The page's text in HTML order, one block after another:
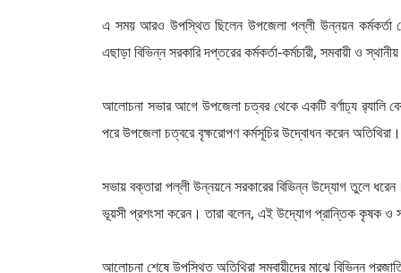
এ সময় আরও উপস্থিত ছিলেন উপজেলা পল্লী উন্নয়ন কর্মকর্তা
এছাড়া বিভিন্ন সরকারি দপ্তরের কর্মকর্তা-কর্মচারী, সমবায়ী ও
আলোচনা সভার আগে উপজেলা চত্বর থেকে একটি বর্ণাঢ্য র‍্যালি
পরে উপজেলা চত্বরে বৃক্ষরোপণ কর্মসূচির উদ্বোধন করেন অতিথিরা।
সভায় বক্তারা পল্লী উন্নয়নে সরকারের বিভিন্ন উদ্যোগ তুলে
ভূয়সী প্রশংসা করেন। তারা বলেন, এই উদ্যোগ প্রান্তিক কৃষক ও
আলোচনা শেষে উপস্থিত অতিথিরা সমবায়ীদের মাঝে বিভিন্ন